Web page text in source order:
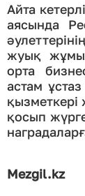
Айта
аясында
жуық
орта
астам
қызметкері
қосып
Mezgil.kz